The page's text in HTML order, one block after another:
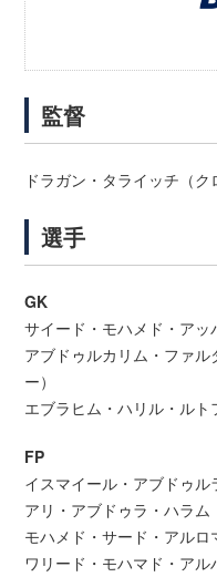
監督
ドラガン・タライッチ（ク
選手
GK
サイード・モハメド・アッ
アブドゥルカリム・ファ
ー）
エブラヒム・ハリル・ルト
FP
イスマイール・アブドゥル
アリ・アブドゥラ・ハラム
モハメド・サード・アルロ
ワリード・モハマド・アル